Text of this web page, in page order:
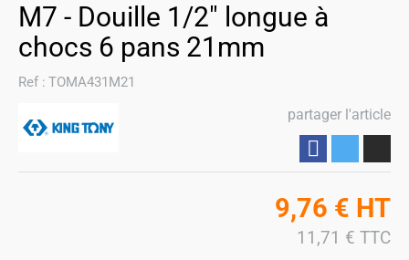
M7 - Douille 1/2" longue à
chocs 6 pans 21mm
Ref : TOMA431M21
partager l'article
9,76 € HT
11,71 € TTC